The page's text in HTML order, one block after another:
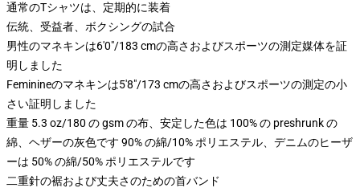
通常のTシャツは、定期的に装着
伝統、受益者、ボクシングの試合
男性のマネキンは6'0"/183 cmの高さおよびスポーツの測定媒体を証
明しました
Feminineのマネキンは5'8"/173 cmの高さおよびスポーツの測定の小
さい証明しました
重量 5.3 oz/180 の gsm の布、安定した色は 100% の preshrunk の
綿、ヘザーの灰色です 90% の綿/10% ポリエステル、デニムのヒーザ
ーは 50% の綿/50% ポリエステルです
二重針の裾および丈夫さのための首バンド